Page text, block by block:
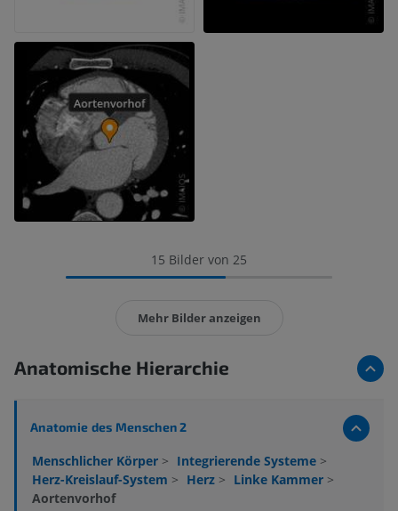
15 Bilder von 25
Mehr Bilder anzeigen
Anatomische Hierarchie
Anatomie des Menschen 2
Menschlicher Körper > Integrierende Systeme >
Herz-Kreislauf-System > Herz > Linke Kammer >
Aortenvorhof